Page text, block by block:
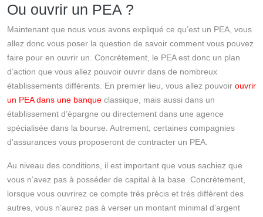
Ou ouvrir un PEA ?
Maintenant que nous vous avons expliqué ce qu’est un PEA, vous
allez donc vous poser la question de savoir comment vous pouvez
faire pour en ouvrir un. Concrètement, le PEA est donc un plan
d’action que vous allez pouvoir ouvrir dans de nombreux
établissements différents. En premier lieu, vous allez pouvoir ouvrir
un PEA dans une banque classique, mais aussi dans un
établissement d’épargne ou directement dans une agence
spécialisée dans la bourse. Autrement, certaines compagnies
d’assurances vous proposeront de contracter un PEA.
Au niveau des conditions, il est important que vous sachiez que
vous n’avez pas à posséder de capital à la base. Concrètement,
lorsque vous ouvrirez ce compte très précis et très différent des
autres, vous n’aurez pas à verser un montant minimal d’argent